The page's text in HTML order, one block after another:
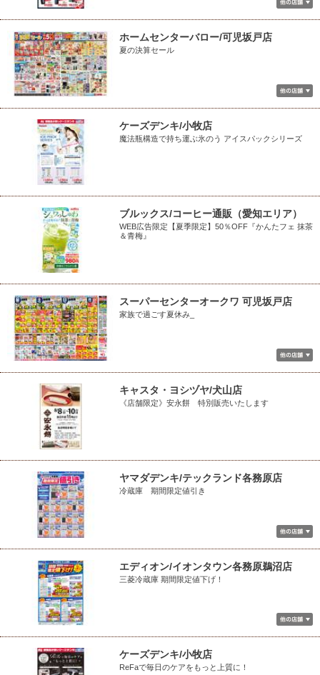
ホームセンターバロー/可児坂戸店
夏の決算セール
ケーズデンキ/小牧店
魔法瓶構造で持ち運ぶ氷のう アイスパックシリーズ
ブルックス/コーヒー通販（愛知エリア）
WEB広告限定【夏季限定】50％OFF『かんたフェ 抹茶
＆青梅』
スーパーセンターオークワ 可児坂戸店
家族で過ごす夏休み_
キャスタ・ヨシヅヤ/犬山店
《店舗限定》安永餅 特別販売いたします
ヤマダデンキ/テックランド各務原店
冷蔵庫 期間限定値引き
エディオン/イオンタウン各務原鵜沼店
三菱冷蔵庫 期間限定値下げ！
ケーズデンキ/小牧店
ReFaで毎日のケアをもっと上質に！